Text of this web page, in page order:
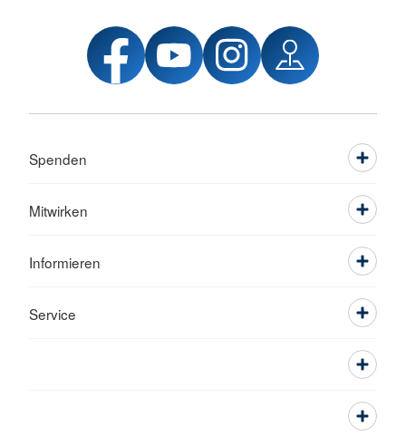
Spenden
Mitwirken
Informieren
Service